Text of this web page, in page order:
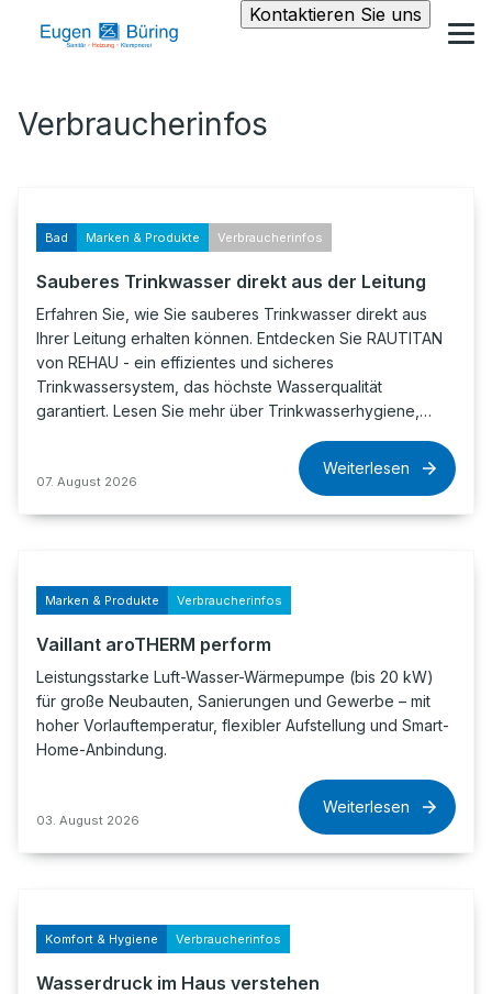
Kontaktieren Sie uns
Verbraucherinfos
Bad Marken & Produkte Verbraucherinfos
Sauberes Trinkwasser direkt aus der Leitung
Erfahren Sie, wie Sie sauberes Trinkwasser direkt aus
Ihrer Leitung erhalten können. Entdecken Sie RAUTITAN
von REHAU - ein effizientes und sicheres
Trinkwassersystem, das höchste Wasserqualität
garantiert. Lesen Sie mehr über Trinkwasserhygiene,…
07. August 2026
Weiterlesen
Marken & Produkte Verbraucherinfos
Vaillant aroTHERM perform
Leistungsstarke Luft-Wasser-Wärmepumpe (bis 20 kW)
für große Neubauten, Sanierungen und Gewerbe – mit
hoher Vorlauftemperatur, flexibler Aufstellung und Smart-
Home-Anbindung.
03. August 2026
Weiterlesen
Komfort & Hygiene Verbraucherinfos
Wasserdruck im Haus verstehen